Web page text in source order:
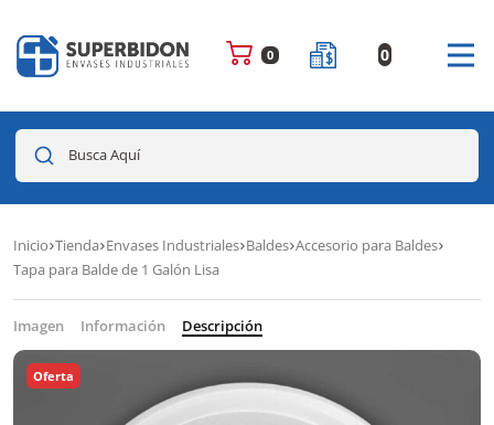
0 0
Busca Aquí
Inicio Tienda Envases Industriales Baldes Accesorio para Baldes
Tapa para Balde de 1 Galón Lisa
Imagen Información Descripción
Oferta